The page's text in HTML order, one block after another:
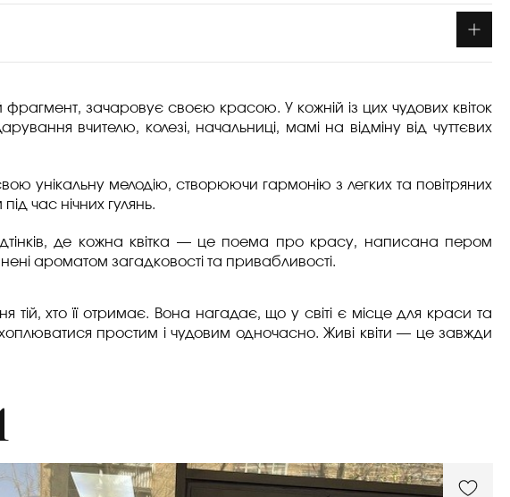
зачаровує своєю красою. У кожній із цих чудових квіток
вчителю, колезі, начальниці, мамі на відміну від чуттєвих
унікальну мелодію, створюючи гармонію з легких та повітряних
час нічних гулянь.
де кожна квітка — це поема про красу, написана пером
ароматом загадковості та привабливості.
тій, хто її отримає. Вона нагадає, що у світі є місце для краси та
простим і чудовим одночасно. Живі квіти — це завжди